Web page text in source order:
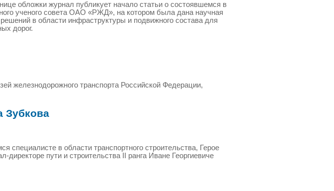
обложки журнал публикует начало статьи о состоявшемся в
ученого совета ОАО «РЖД», на котором была дана научная
в области инфраструктуры и подвижного состава для
дорог.
железнодорожного транспорта Российской Федерации,
Зубкова
специалисте в области транспортного строительства, Герое
директоре пути и строительства II ранга Иване Георгиевиче